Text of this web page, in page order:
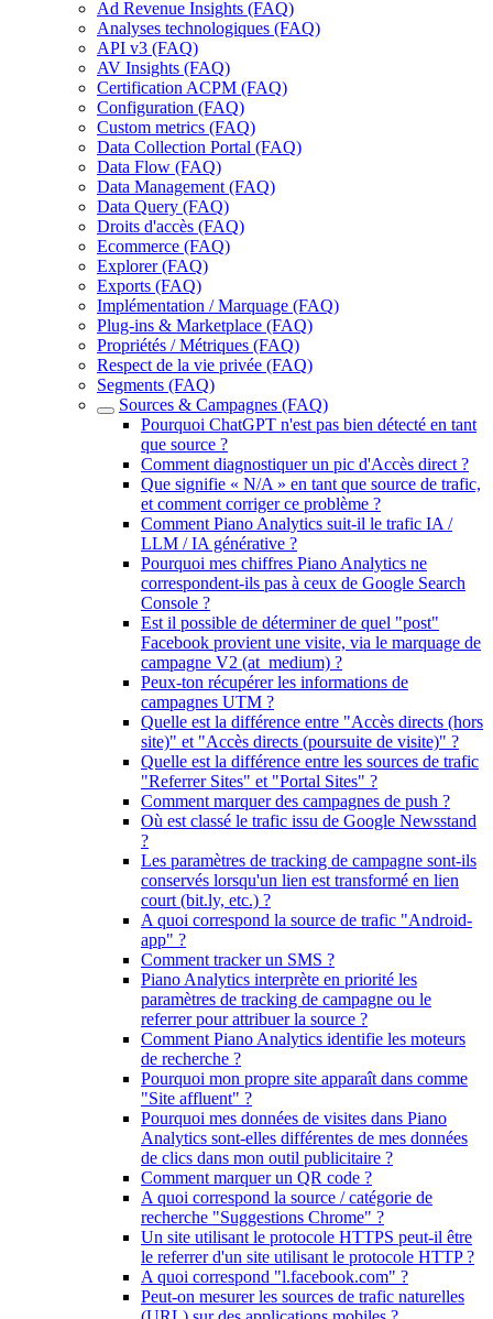
Ad Revenue Insights (FAQ)
Analyses technologiques (FAQ)
API v3 (FAQ)
AV Insights (FAQ)
Certification ACPM (FAQ)
Configuration (FAQ)
Custom metrics (FAQ)
Data Collection Portal (FAQ)
Data Flow (FAQ)
Data Management (FAQ)
Data Query (FAQ)
Droits d'accès (FAQ)
Ecommerce (FAQ)
Explorer (FAQ)
Exports (FAQ)
Implémentation / Marquage (FAQ)
Plug-ins & Marketplace (FAQ)
Propriétés / Métriques (FAQ)
Respect de la vie privée (FAQ)
Segments (FAQ)
Sources & Campagnes (FAQ)
Pourquoi ChatGPT n'est pas bien détecté en tant
que source ?
Comment diagnostiquer un pic d'Accès direct ?
Que signifie « N/A » en tant que source de trafic,
et comment corriger ce problème ?
Comment Piano Analytics suit-il le trafic IA /
LLM / IA générative ?
Pourquoi mes chiffres Piano Analytics ne
correspondent-ils pas à ceux de Google Search
Console ?
Est il possible de déterminer de quel "post"
Facebook provient une visite, via le marquage de
campagne V2 (at_medium) ?
Peux-ton récupérer les informations de
campagnes UTM ?
Quelle est la différence entre "Accès directs (hors
site)" et "Accès directs (poursuite de visite)" ?
Quelle est la différence entre les sources de trafic
"Referrer Sites" et "Portal Sites" ?
Comment marquer des campagnes de push ?
Où est classé le trafic issu de Google Newsstand
?
Les paramètres de tracking de campagne sont-ils
conservés lorsqu'un lien est transformé en lien
court (bit.ly, etc.) ?
A quoi correspond la source de trafic "Android-
app" ?
Comment tracker un SMS ?
Piano Analytics interprète en priorité les
paramètres de tracking de campagne ou le
referrer pour attribuer la source ?
Comment Piano Analytics identifie les moteurs
de recherche ?
Pourquoi mon propre site apparaît dans comme
"Site affluent" ?
Pourquoi mes données de visites dans Piano
Analytics sont-elles différentes de mes données
de clics dans mon outil publicitaire ?
Comment marquer un QR code ?
A quoi correspond la source / catégorie de
recherche "Suggestions Chrome" ?
Un site utilisant le protocole HTTPS peut-il être
le referrer d'un site utilisant le protocole HTTP ?
A quoi correspond "l.facebook.com" ?
Peut-on mesurer les sources de trafic naturelles